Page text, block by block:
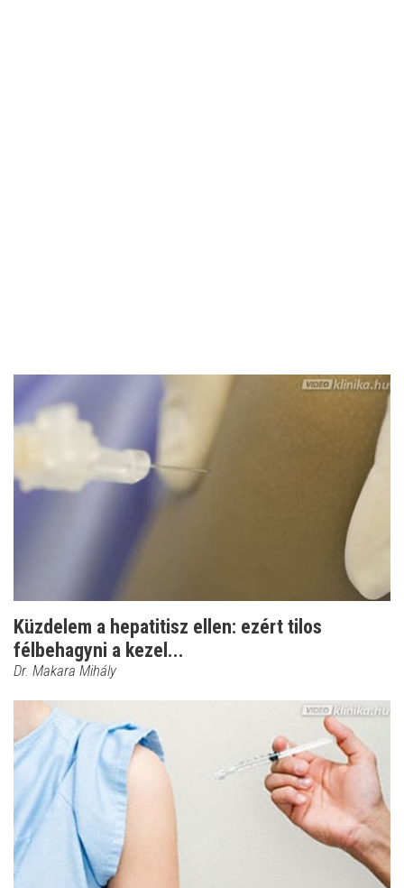
Küzdelem a hepatitisz ellen: ezért tilos
félbehagyni a kezel...
Dr. Makara Mihály